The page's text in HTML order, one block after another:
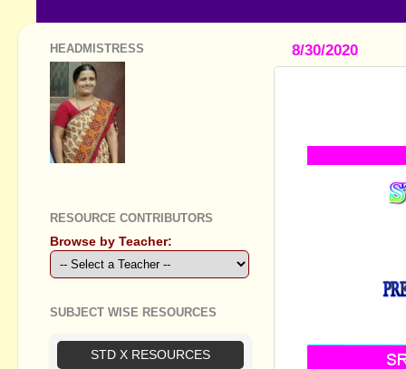
8/30/2020
HEADMISTRESS
RESOURCE CONTRIBUTORS
Browse by Teacher:
SUBJECT WISE RESOURCES
STD X RESOURCES